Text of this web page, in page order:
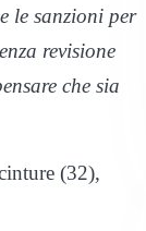
le sanzioni per
revisione
che sia
(32),